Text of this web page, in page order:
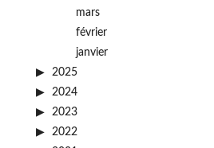
mars
février
janvier
2025
2024
2023
2022